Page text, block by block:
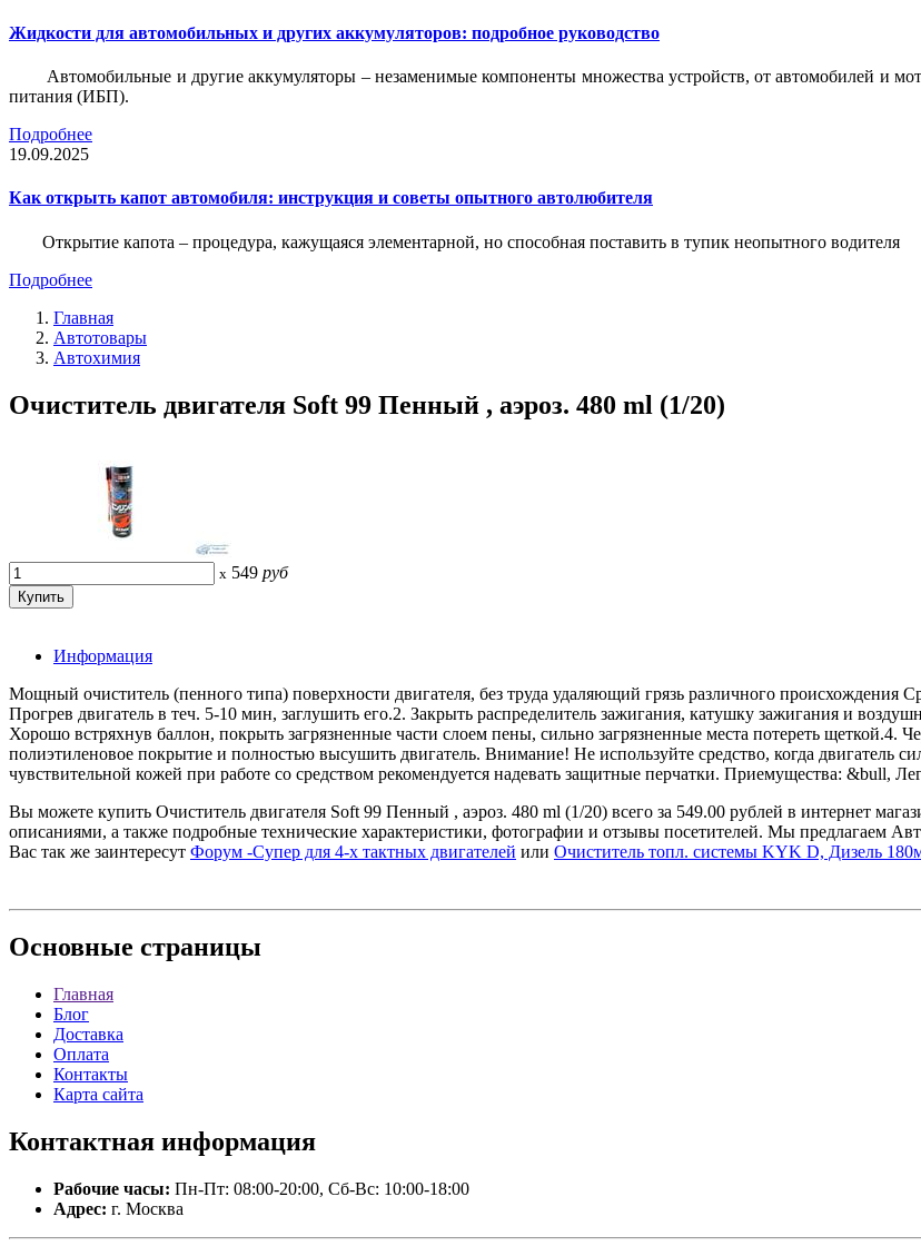
Жидкости для автомобильных и других аккумуляторов: подробное руководство
Автомобильные и другие аккумуляторы – незаменимые компоненты множества устройств, от автомобилей и
питания (ИБП).
Подробнее
19.09.2025
Как открыть капот автомобиля: инструкция и советы опытного автолюбителя
Открытие капота – процедура, кажущаяся элементарной, но способная поставить в тупик неопытного водителя
Подробнее
Главная
Автотовары
Автохимия
Очиститель двигателя Soft 99 Пенный , аэроз. 480 ml (1/20)
x 549 руб
Информация
Мощный очиститель (пенного типа) поверхности двигателя, без труда удаляющий грязь различного происхождения
Прогрев двигатель в теч. 5-10 мин, заглушить его.2. Закрыть распределитель зажигания, катушку зажигания и
Хорошо встряхнув баллон, покрыть загрязненные части слоем пены, сильно загрязненные места потереть щеткой.4.
полиэтиленовое покрытие и полностью высушить двигатель. Внимание! Не используйте средство, когда двигатель
чувствительной кожей при работе со средством рекомендуется надевать защитные перчатки. Приемущества: &bull,
Вы можете купить Очиститель двигателя Soft 99 Пенный , аэроз. 480 ml (1/20) всего за 549.00 рублей в интернет
описаниями, а также подробные технические характеристики, фотографии и отзывы посетителей. Мы предлагаем
Вас так же заинтересут Форум -Супер для 4-х тактных двигателей или Очиститель топл. системы KYK D, Дизель
Основные страницы
Главная
Блог
Доставка
Оплата
Контакты
Карта сайта
Контактная информация
Рабочие часы: Пн-Пт: 08:00-20:00, Сб-Вс: 10:00-18:00
Адрес: г. Москва